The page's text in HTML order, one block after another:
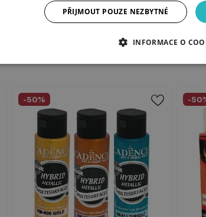
-50% -
PŘIJMOUT POUZE NEZBYTNÉ
INFORMACE O